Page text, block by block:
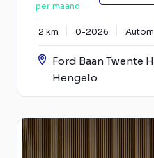
per maand
2 km 0-2026
Ford Baan Twente
Hengelo